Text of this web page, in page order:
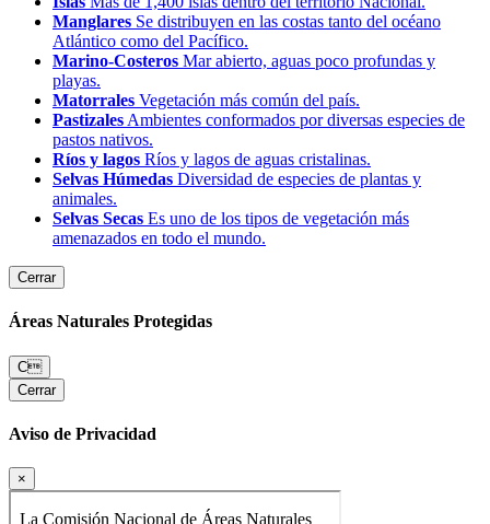
Manglares Se distribuyen en las costas tanto del océano
Atlántico como del Pacífico.
Marino-Costeros Mar abierto, aguas poco profundas y
playas.
Matorrales Vegetación más común del país.
Pastizales Ambientes conformados por diversas especies de
pastos nativos.
Ríos y lagos Ríos y lagos de aguas cristalinas.
Selvas Húmedas Diversidad de especies de plantas y
animales.
Selvas Secas Es uno de los tipos de vegetación más
amenazados en todo el mundo.
Cerrar
Áreas Naturales Protegidas
C
Cerrar
Aviso de Privacidad
×